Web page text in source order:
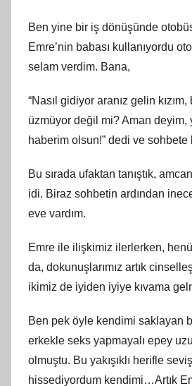
Ben yine bir iş dönüşünde
Emre’nin babası kullanıyordu
selam verdim. Bana,
“Nasıl gidiyor aranız gelin
üzmüyor değil mi? Aman deyim,
haberim olsun!” dedi ve sohbete
Bu sırada ufaktan tanıştık,
idi. Biraz sohbetin ardından
eve vardım.
Emre ile ilişkimiz ilerlerken,
da, dokunuşlarımız artık
ikimiz de iyiden iyiye kıvama
Ben pek öyle kendimi saklayan
erkekle seks yapmayalı epey
olmuştu. Bu yakışıklı herifle
hissediyordum kendimi…Artık